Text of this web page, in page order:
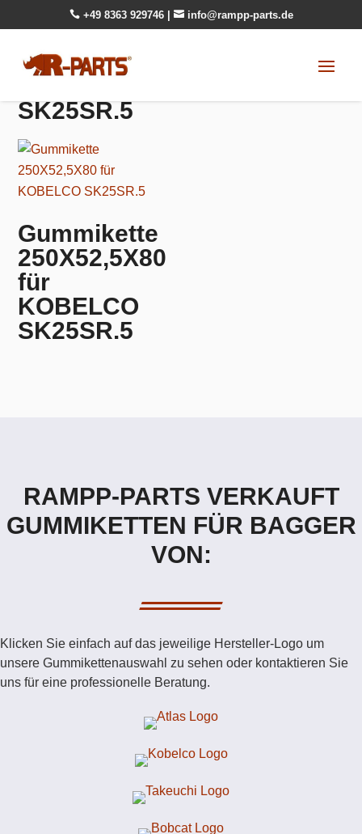
+49 8363 929746 info@rampp-parts.de
SK25SR.5
Gummikette
250X52,5X80
für
KOBELCO
SK25SR.5
RAMPP-PARTS VERKAUFT
GUMMIKETTEN FÜR BAGGER
VON:
Klicken Sie einfach auf das jeweilige Hersteller-Logo um
unsere Gummikettenauswahl zu sehen oder kontaktieren Sie
uns für eine professionelle Beratung.